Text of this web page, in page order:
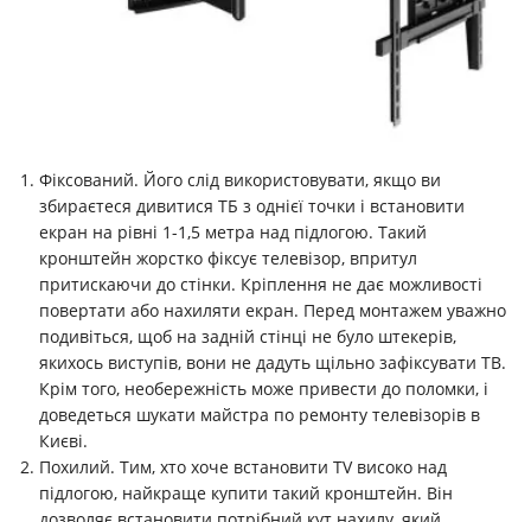
Фіксований. Його слід використовувати, якщо ви
збираєтеся дивитися ТБ з однієї точки і встановити
екран на рівні 1-1,5 метра над підлогою. Такий
кронштейн жорстко фіксує телевізор, впритул
притискаючи до стінки. Кріплення не дає можливості
повертати або нахиляти екран. Перед монтажем уважно
подивіться, щоб на задній стінці не було штекерів,
якихось виступів, вони не дадуть щільно зафіксувати ТВ.
Крім того, необережність може привести до поломки, і
доведеться шукати майстра по ремонту телевізорів в
Києві.
Похилий. Тим, хто хоче встановити TV високо над
підлогою, найкраще купити такий кронштейн. Він